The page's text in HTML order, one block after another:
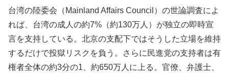
台湾の陸委会（Mainland Affairs Council）の世論調査によ
れば、台湾の成人の約7%（約130万人）が独立の即時宣
言を支持している。北京の支配下ではそうした立場を維持
するだけで投獄リスクを負う。さらに民進党の支持者は有
権者全体の約3分の1、約650万人に上る。官僚、弁護士、